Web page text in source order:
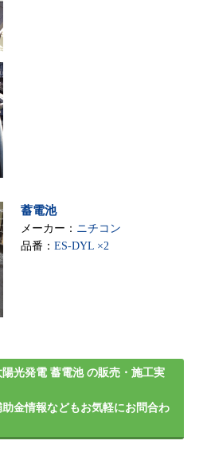
蓄電池
メーカー： ニチコン
品番： ES-DYL ×2
光発電 蓄電池 の販売・施工実
金情報などもお気軽にお問合わ